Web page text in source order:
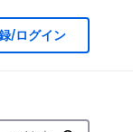
/ログイン